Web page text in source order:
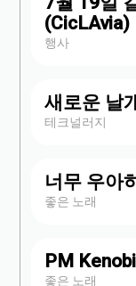
(CicLAvia)
행사
새로운 날
테크널러지
너무 우아
좋은 노래
PM
좋은 노래